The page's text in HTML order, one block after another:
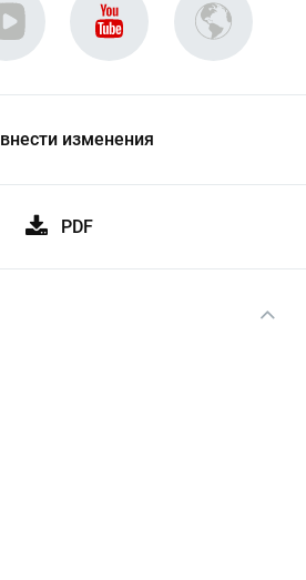
внести изменения
PDF